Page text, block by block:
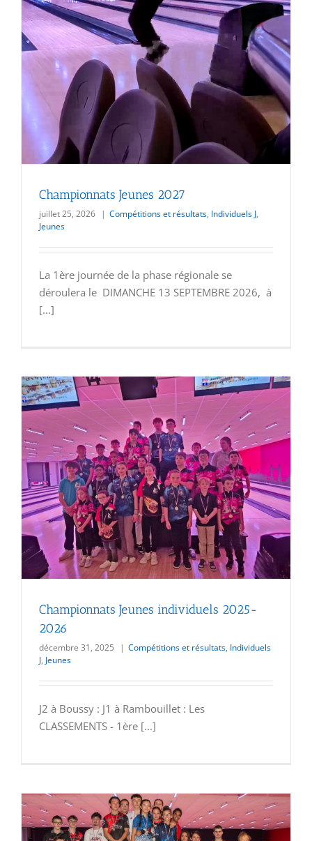
Championnats Jeunes 2027
juillet 25, 2026 | Compétitions et résultats, Individuels J,
Jeunes
La 1ère journée de la phase régionale se
déroulera le DIMANCHE 13 SEPTEMBRE 2026, à
[...]
Championnats Jeunes individuels 2025-
2026
décembre 31, 2025 | Compétitions et résultats, Individuels
J, Jeunes
J2 à Boussy : J1 à Rambouillet : Les
CLASSEMENTS - 1ère [...]